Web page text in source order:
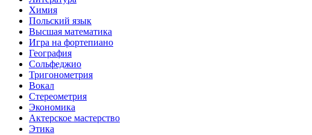
Химия
Польский язык
Высшая математика
Игра на фортепиано
География
Сольфеджио
Тригонометрия
Вокал
Стереометрия
Экономика
Актерское мастерство
Этика